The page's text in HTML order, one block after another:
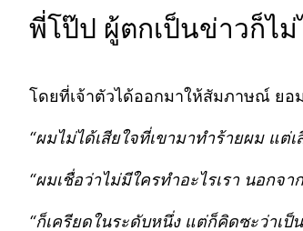
พี่โป๊ป ผู้ตกเป็นข่าวก็ไ
โดยที่เจ้าตัวได้ออกมาให้สัมภาษณ์ ยอ
“ผมไม่ได้เสียใจที่เขามาทำร้ายผม แ
“ผมเชื่อว่าไม่มีใครทำอะไรเรา นอกจา
“ก็เครียดในระดับหนึ่ง แต่ก็คิดซะว่าเป็